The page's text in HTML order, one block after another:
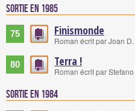
Sortie en 1985
75 Finismonde
Roman écrit par Joan
80 Terra !
Roman écrit par
Sortie en 1984